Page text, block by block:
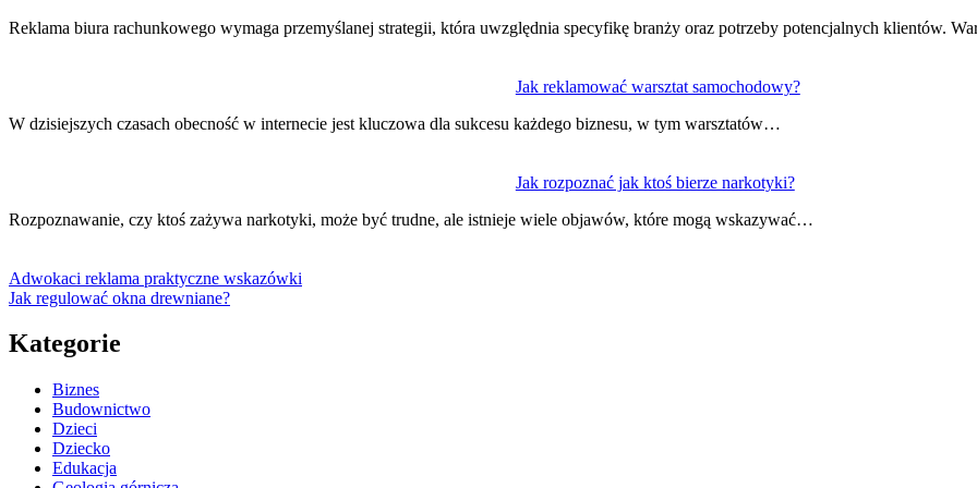
Reklama biura rachunkowego wymaga przemyślanej strategii, która uwzględnia specyfikę branży oraz potrzeby potencjalnych klientów.
Jak reklamować warsztat samochodowy?
W dzisiejszych czasach obecność w internecie jest kluczowa dla sukcesu każdego biznesu, w tym warsztatów…
Jak rozpoznać jak ktoś bierze narkotyki?
Rozpoznawanie, czy ktoś zażywa narkotyki, może być trudne, ale istnieje wiele objawów, które mogą wskazywać…
Adwokaci reklama praktyczne wskazówki
Jak regulować okna drewniane?
Kategorie
Biznes
Budownictwo
Dzieci
Dziecko
Edukacja